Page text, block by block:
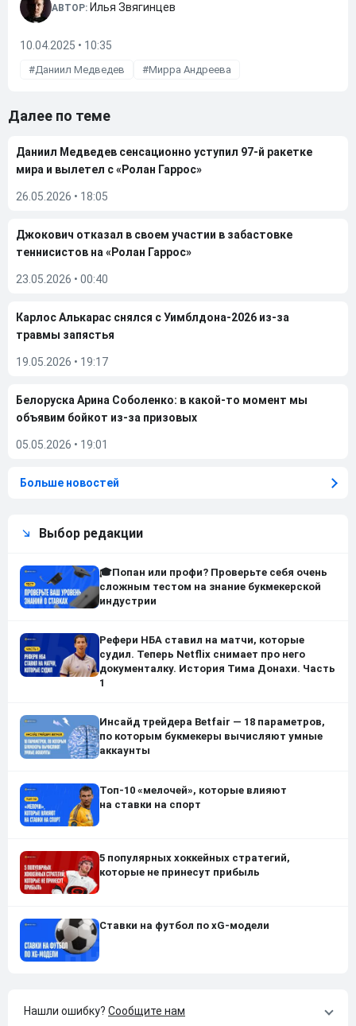
АВТОР: Илья Звягинцев
10.04.2025 • 10:35
Даниил Медведев Мирра Андреева
Далее по теме
Даниил Медведев сенсационно уступил 97-й ракетке
мира и вылетел с «Ролан Гаррос»
26.05.2026 • 18:05
Джокович отказал в своем участии в забастовке
теннисистов на «Ролан Гаррос»
23.05.2026 • 00:40
Карлос Алькарас снялся с Уимблдона-2026 из-за
травмы запястья
19.05.2026 • 19:17
Белоруска Арина Соболенко: в какой-то момент мы
объявим бойкот из-за призовых
05.05.2026 • 19:01
Больше новостей
Выбор редакции
🎓Попан или профи? Проверьте себя очень
сложным тестом на знание букмекерской
индустрии
Рефери НБА ставил на матчи, которые
судил. Теперь Netflix снимает про него
документалку. История Тима Донахи. Часть
1
Инсайд трейдера Betfair — 18 параметров,
по которым букмекеры вычисляют умные
аккаунты
Топ-10 «мелочей», которые влияют
на ставки на спорт
5 популярных хоккейных стратегий,
которые не принесут прибыль
Ставки на футбол по xG-модели
Нашли ошибку? Сообщите нам